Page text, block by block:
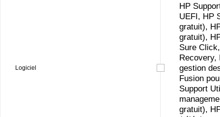
Logiciel
HP
UEFI, HP
gratuit),
gratuit),
Sure
Recovery,
gestion
Fusion
Support
gratuit),